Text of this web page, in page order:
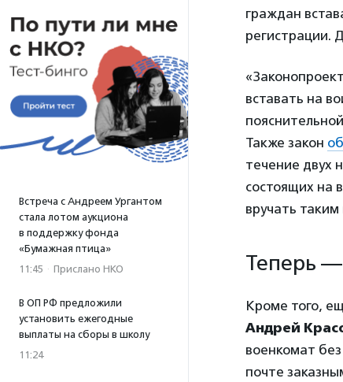
Встреча с Андреем Ургантом
стала лотом аукциона
в поддержку фонда
«Бумажная птица»
11:45 · Прислано НКО
В ОП РФ предложили
установить ежегодные
выплаты на сборы в школу
11:24
граждан
регистрации.
вставать на
Также закон
течение двух
состоящих на
вручать
Теперь —
Кроме того,
Андрей
военкомат
почте